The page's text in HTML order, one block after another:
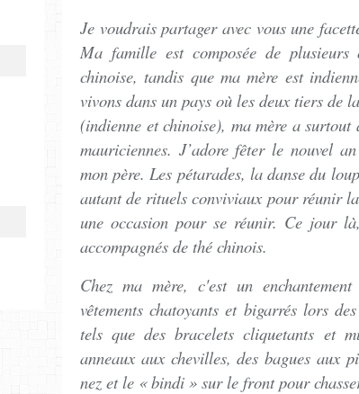
Je voudrais partager avec vous une
Ma famille est composée de
chinoise, tandis que ma mère est
vivons dans un pays où les deux tiers de
(indienne et chinoise), ma mère a
mauriciennes. J’adore fêter le nouvel
mon père. Les pétarades, la danse du
autant de rituels conviviaux pour réunir
une occasion pour se réunir. Ce jour
accompagnés de thé chinois.
Chez ma mère, c'est un
vêtements chatoyants et bigarrés lors
tels que des bracelets cliquetants et
anneaux aux chevilles, des bagues aux
nez et le « bindi » sur le front pour